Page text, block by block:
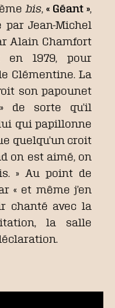
bis, « Géant »
Jean-Michel
Alain Chamfort
en 1979, pour
Clémentine. La
son papounet
de sorte qu’il
qui papillonne
quelqu’un croit
on est aimé, on
» Au point de
« et même j’en
chanté avec la
la salle